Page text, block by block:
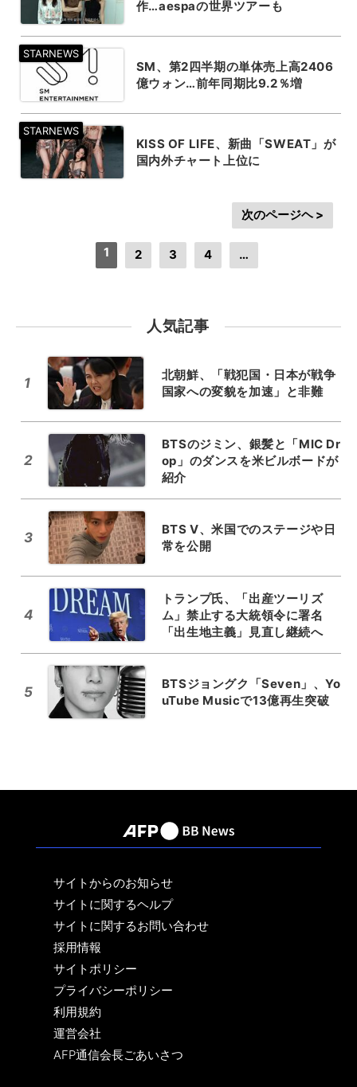
作…aespaの世界ツアーも
SM、第2四半期の単体売上高2406
億ウォン…前年同期比9.2％増
KISS OF LIFE、新曲「SWEAT」が
国内外チャート上位に
1 2 3 4 …
次のページヘ >
人気記事
1
北朝鮮、「戦犯国・日本が戦争
国家への変貌を加速」と非難
2
BTSのジミン、銀髪と「MIC Dr
op」のダンスを米ビルボードが
紹介
3
BTS V、米国でのステージや日
常を公開
4
トランプ氏、「出産ツーリズ
ム」禁止する大統領令に署名
「出生地主義」見直し継続へ
5
BTSジョングク「Seven」、Yo
uTube Musicで13億再生突破
サイトからのお知らせ
サイトに関するヘルプ
サイトに関するお問い合わせ
採用情報
サイトポリシー
プライバシーポリシー
利用規約
運営会社
AFP通信会長ごあいさつ